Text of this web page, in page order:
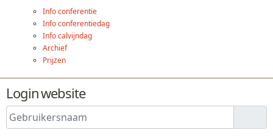
Info conferentie
Info conferentiedag
Info calvijndag
Archief
Prijzen
Login website
Gebruikersnaam